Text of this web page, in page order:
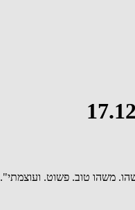
משהו טוב. פשוט. ועוצמתי".